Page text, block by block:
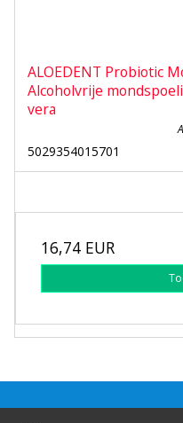
ALOEDENT Probiotic
Alcoholvrije
vera
5029354015701
16,74 EUR